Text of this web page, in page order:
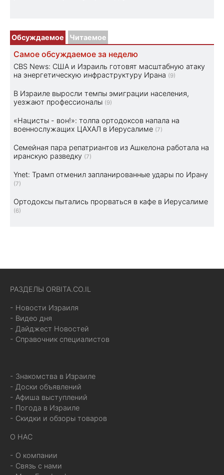
Обсуждаемое Читаемое
Самое обсуждаемое за неделю
CBS News: США и Израиль готовят масштабную атаку
на энергетическую инфраструктуру Ирана (9)
В Израиле выросли темпы эмиграции населения,
уезжают профессионалы (9)
«Нацисты - вон!»: толпа ортодоксов напала на
военнослужащих ЦАХАЛ в Иерусалиме (7)
Семейная пара репатриантов из Ашкелона работала на
иранскую разведку (7)
Ynet: Трамп отменил запланированные удары по Ирану
(7)
Ортодоксы пытались прорваться в кафе в Иерусалиме
(6)
РАЗДЕЛЫ ORBITA.CO.IL
- Новости Израиля
- Видео дня
- Дайджест Новостей
- Справочник специалистов
- Знакомства в Израиле
- Доски объявлений
- Афиша выступлений
- Погода в Израиле
- Скидки и обзоры товаров
О НАС
- О компании
- Связь с нами